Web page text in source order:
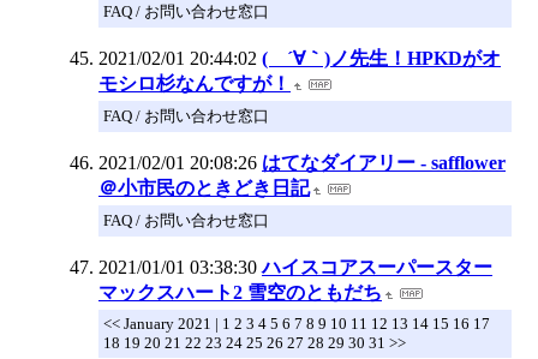
FAQ / お問い合わせ窓口
2021/02/01 20:44:02 ( ´∀｀)ノ先生！HPKDがオ
モシロ杉なんですが！
FAQ / お問い合わせ窓口
2021/02/01 20:08:26 はてなダイアリー - safflower
＠小市民のときどき日記
FAQ / お問い合わせ窓口
2021/01/01 03:38:30 ハイスコアスーパースター
マックスハート2 雪空のともだち
<< January 2021 | 1 2 3 4 5 6 7 8 9 10 11 12 13 14 15 16 17
18 19 20 21 22 23 24 25 26 27 28 29 30 31 >>